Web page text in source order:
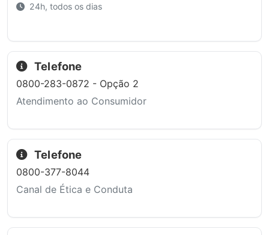
24h, todos os dias
Telefone
0800-283-0872 - Opção 2
Atendimento ao Consumidor
Telefone
0800-377-8044
Canal de Ética e Conduta